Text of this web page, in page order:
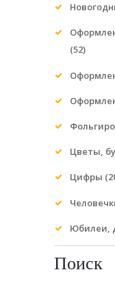
(52)
Цветы,
Цифры
Юбилеи,
Поиск